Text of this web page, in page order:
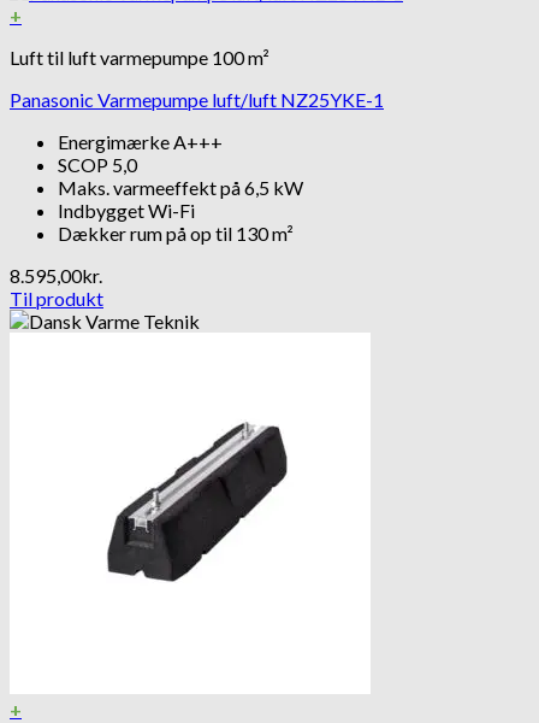
+
Luft til luft varmepumpe 100 m²
Panasonic Varmepumpe luft/luft NZ25YKE-1
Energimærke A+++
SCOP 5,0
Maks. varmeeffekt på 6,5 kW
Indbygget Wi-Fi
Dækker rum på op til 130 m²
8.595,00kr.
Til produkt
+